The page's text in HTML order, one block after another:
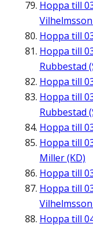
Hoppa till
Vilhelmsson
Hoppa till
Hoppa till
Rubbestad
Hoppa till
Hoppa till
Rubbestad
Hoppa till
Hoppa till
Miller (KD)
Hoppa till
Hoppa till
Vilhelmsson
Hoppa till